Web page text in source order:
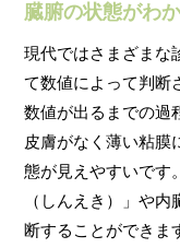
臓腑の状態がわ
現代ではさまざまな
て数値によって判断
数値が出るまでの過
皮膚がなく薄い粘膜
態が見えやすいです
（しんえき）」や
断することができま